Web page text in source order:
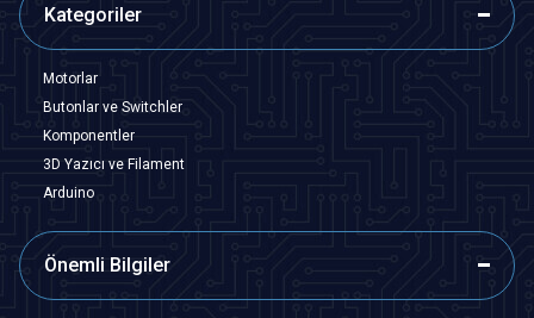
Kategoriler
Motorlar
Butonlar ve Switchler
Komponentler
3D Yazıcı ve Filament
Arduino
Önemli Bilgiler